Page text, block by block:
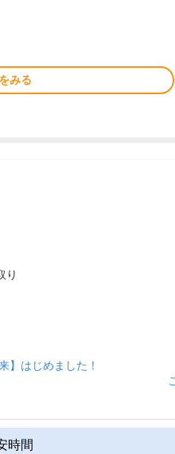
みる
り
】はじめました！
時間